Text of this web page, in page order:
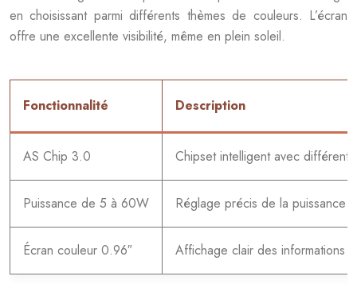
en choisissant parmi différents thèmes de couleurs. L’écran
offre une excellente visibilité, même en plein soleil.
Fonctionnalité Description
AS Chip 3.0 Chipset intelligent avec
Puissance de 5 à 60W Réglage précis de la puissance
Écran couleur 0.96″ Affichage clair des informations